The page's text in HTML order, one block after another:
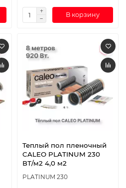
В корзину
Теплый пол пленочный
CALEO PLATINUM 230
ВТ/м2 4,0 м2
PLATINUM 230